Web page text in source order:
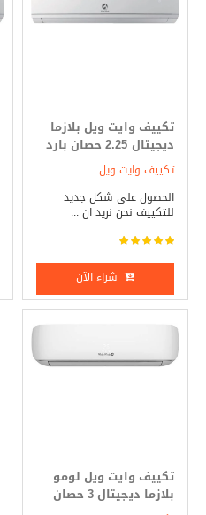
تكييف وايت ويل بلازما
ديجيتال 2.25 حصان بارد
فقط
تكييف وايت ويل
الحصول على شكل جديد
للتكييف نحن نريد ان ...
شراء الآن
تكييف وايت ويل لومو
بلازما ديجيتال 3 حصان